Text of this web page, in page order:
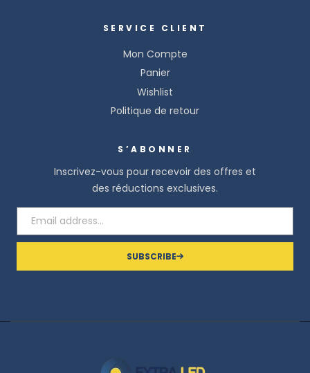
SERVICE CLIENT
Mon Compte
Panier
Wishlist
Politique de retour
S’ABONNER
Inscrivez-vous pour recevoir des offres et
des réductions exclusives.
SUBSCRIBE